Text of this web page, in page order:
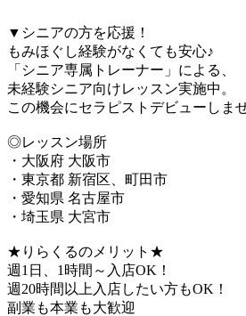
▼シニアの方を応援！
もみほぐし経験がなくても安心♪
「シニア専属トレーナー」による、
未経験シニア向けレッスン実施中。
この機会にセラピストデビューしま
◎レッスン場所
・大阪府 大阪市
・東京都 新宿区、町田市
・愛知県 名古屋市
・埼玉県 大宮市
★りらくるのメリット★
週1日、1時間～入店OK！
週20時間以上入店したい方もOK！
副業も本業も大歓迎